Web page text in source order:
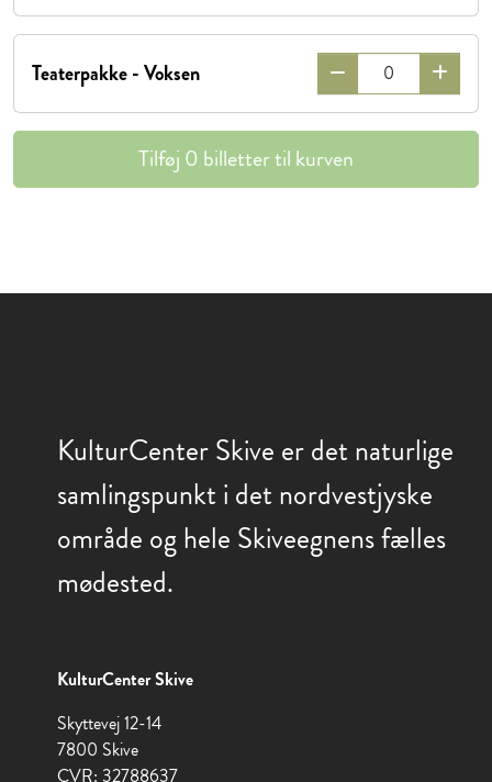
Teaterpakke - Voksen
Tilføj 0 billetter til kurven
KulturCenter Skive er det naturlige
samlingspunkt i det nordvestjyske
område og hele Skiveegnens fælles
mødested.
KulturCenter Skive
Skyttevej 12-14
7800 Skive
CVR: 32788637